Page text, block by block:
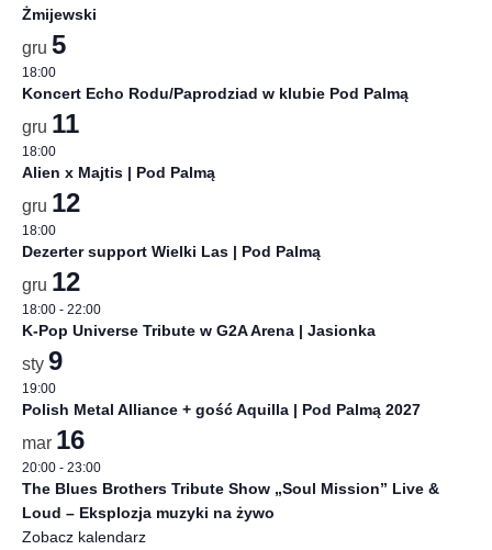
Żmijewski
gru 5
18:00
Koncert Echo Rodu/Paprodziad w klubie Pod Palmą
gru 11
18:00
Alien x Majtis | Pod Palmą
gru 12
18:00
Dezerter support Wielki Las | Pod Palmą
gru 12
18:00 - 22:00
K-Pop Universe Tribute w G2A Arena | Jasionka
sty 9
19:00
Polish Metal Alliance + gość Aquilla | Pod Palmą 2027
mar 16
20:00 - 23:00
The Blues Brothers Tribute Show „Soul Mission” Live &
Loud – Eksplozja muzyki na żywo
Zobacz kalendarz